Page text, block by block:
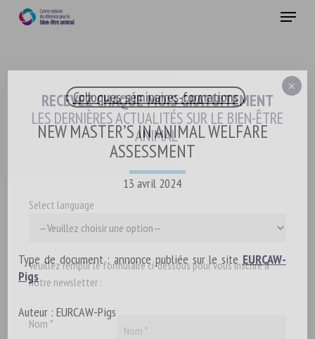
Menu
Colloques-séminaires-formations
NEW MASTER’S IN ANIMAL WELFARE
ASSESSMENT
13 avril 2024
Type de document : annonce publiée sur le site EURCAW-
Pigs
Auteur : EURCAW-Pigs
RECEVEZ CHAQUE MOIS GRATUITEMENT
LES DERNIÈRES ACTUALITÉS SUR LE BIEN-ÊTRE
ANIMAL
Select language
Veuillez remplir le formulaire ci-dessous pour vous inscrire à
notre newsletter :
Nom *
×